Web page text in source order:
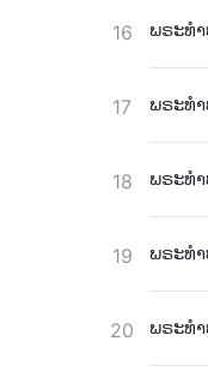
16 ພຣະທ
17 ພຣະທ
18 ພຣະທ
19 ພຣະທ
20 ພຣະທ